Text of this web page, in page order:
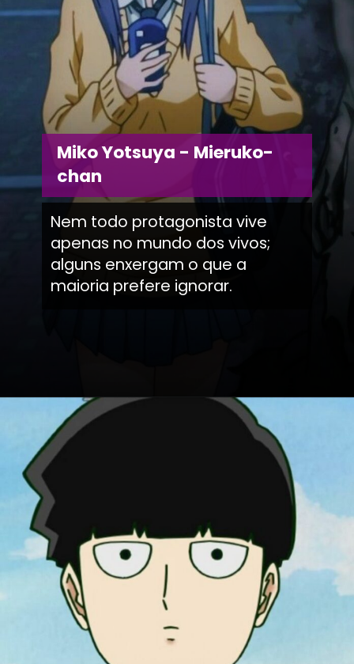
Nem todo protagonista vive
apenas no mundo dos vivos;
alguns enxergam o que a
maioria prefere ignorar.
Miko Yotsuya - Mieruko-
chan